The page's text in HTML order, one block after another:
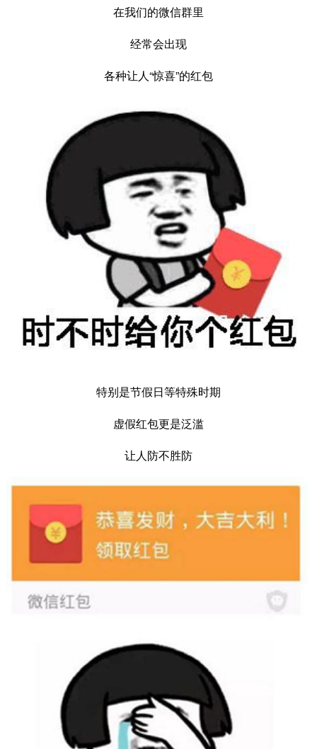
在我们的微信群里
经常会出现
各种让人“惊喜”的红包
特别是节假日等特殊时期
虚假红包更是泛滥
让人防不胜防